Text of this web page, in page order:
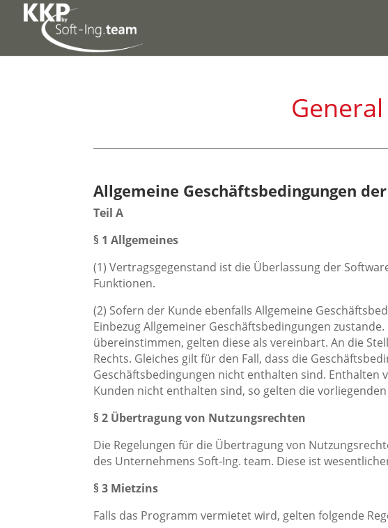
Allgemeine Geschäftsbedingungen
Teil A
§ 1 Allgemeines
(1) Vertragsgegenstand ist die Überlassung der
Funktionen.
(2) Sofern der Kunde ebenfalls Allgemeine
Einbezug Allgemeiner Geschäftsbedingungen
übereinstimmen, gelten diese als vereinbart. An die
Rechts. Gleiches gilt für den Fall, dass die
Geschäftsbedingungen nicht enthalten sind. Enthalten
Kunden nicht enthalten sind, so gelten die
§ 2 Übertragung von Nutzungsrechten
Die Regelungen für die Übertragung von
des Unternehmens Soft-Ing. team. Diese ist
§ 3 Mietzins
Falls das Programm vermietet wird, gelten folgende